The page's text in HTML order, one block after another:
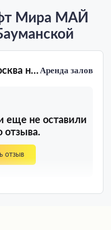
Мира МАЙ
Лофт Мира МАЙ Москва на БауманскойАренда залов
еще не оставили
отзыва.
отзыв